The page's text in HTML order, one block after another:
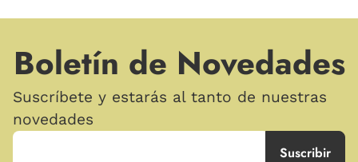
Boletín de Novedades
Suscríbete y estarás al tanto de nuestras
novedades